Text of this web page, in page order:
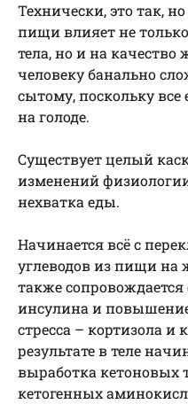
Технически, это так,
пищи влияет не
тела, но и на
человеку банально
сытому, поскольку
на голоде.
Существует целый
изменений
нехватка еды.
Начинается всё с
углеводов из пищи на
также
инсулина и
стресса – кортизола и
результате в теле
выработка кетоновых
кетогенных